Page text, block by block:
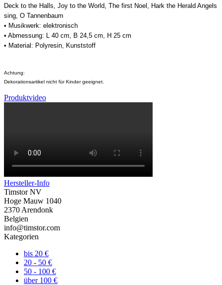
Deck to the Halls, Joy to the World, The first Noel, Hark the Herald Angels
sing, O Tannenbaum
• Musikwerk: elektronisch
• Abmessung: L 40 cm, B 24,5 cm, H 25 cm
• Material: Polyresin, Kunststoff
Achtung:
Dekorationsartikel nicht für Kinder geeignet.
Produktvideo
Hersteller-Info
Timstor NV
Hoge Mauw 1040
2370 Arendonk
Belgien
info@timstor.com
Kategorien
bis 20 €
20 - 50 €
50 - 100 €
über 100 €